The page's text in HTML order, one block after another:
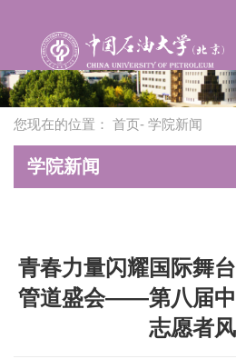
您现在的位置： 首页- 学院新闻
学院新闻
青春力量闪耀国际舞
管道盛会——第八届中
志愿者